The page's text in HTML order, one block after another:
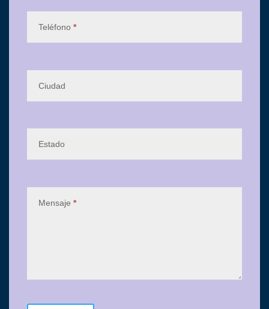
Teléfono *
Ciudad
Estado
Mensaje *